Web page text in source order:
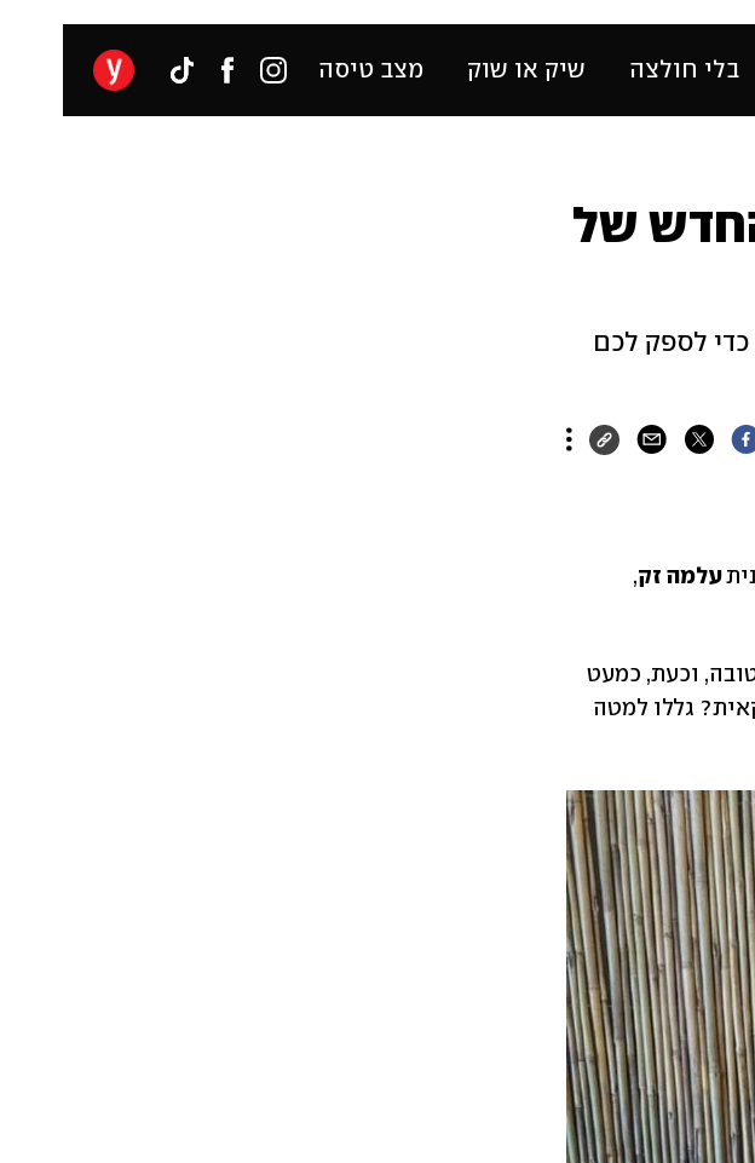
בלי חולצה שיק או שוק מצב טיסה
של
כדי לספק לכם
עלמה זק
בהסכמה מלאה וברוח טובה, וכעת, כמעט